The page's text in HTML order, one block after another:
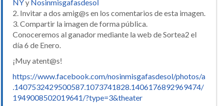
NYy Nosinmisgafasdesol
2. Invitar a dos amig@s en los comentarios de esta imagen.
3. Compartir la imagen de forma pública.
Conoceremos al ganador mediante la web de Sortea2 el
día 6 de Enero.
¡Muy atent@s!
https://www.facebook.com/nosinmisgafasdesol/photos/a
.1407532429500587.1073741828.1406176892969474/
1949008502019641/?type=3&theater